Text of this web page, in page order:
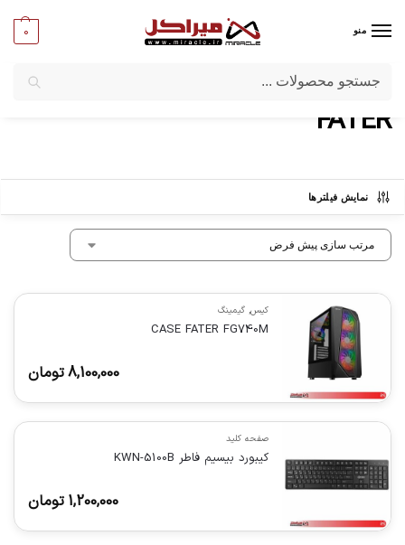
منو 0
میراکل/برندها/
FATER
FATER
نمایش فیلترها
کیس, گیمینگ
CASE FATER FG740M
8,100,000تومان
صفحه کلید
کیبورد بیسیم فاطر KWN-5100B
1,200,000 تومان